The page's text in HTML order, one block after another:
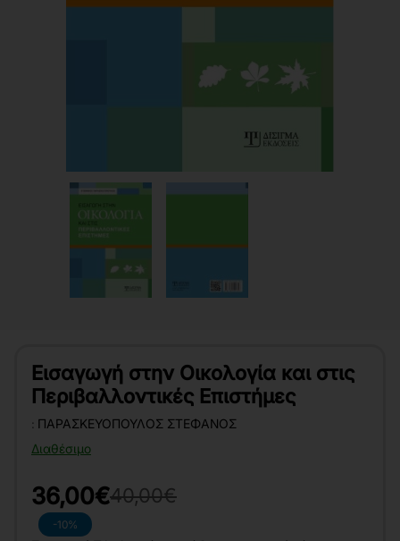
Εισαγωγή στην Οικολογία και στις
Περιβαλλοντικές Επιστήμες
Διαθέσιμο
: ΠΑΡΑΣΚΕΥΌΠΟΥΛΟΣ ΣΤΈΦΑΝΟΣ
-10%
36,00€40,00€